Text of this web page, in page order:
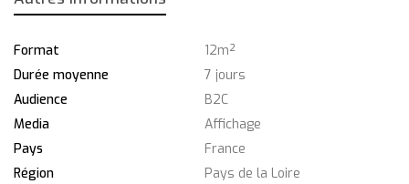
Format
12m²
Durée moyenne
7 jours
Audience
B2C
Media
Affichage
Pays
France
Région
Pays de la Loire